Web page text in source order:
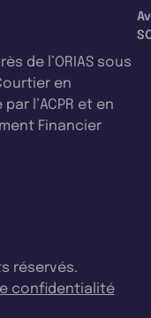
de l’ORIAS sous
en
l’ACPR et en
Financier
réservés.
confidentialité